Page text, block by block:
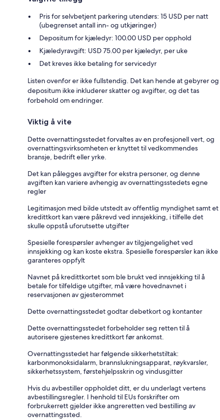
Pris for selvbetjent parkering utendørs: 15 USD per natt
(ubegrenset antall inn- og utkjøringer)
Depositum for kjæledyr: 100.00 USD per opphold
Kjæledyravgift: USD 75.00 per kjæledyr, per uke
Det kreves ikke betaling for servicedyr
Listen ovenfor er ikke fullstendig. Det kan hende at gebyrer og
depositum ikke inkluderer skatter og avgifter, og det tas
forbehold om endringer.
Viktig å vite
Dette overnattingsstedet forvaltes av en profesjonell vert, og
overnattingsvirksomheten er knyttet til vedkommendes
bransje, bedrift eller yrke.
Det kan pålegges avgifter for ekstra personer, og denne
avgiften kan variere avhengig av overnattingsstedets egne
regler
Legitimasjon med bilde utstedt av offentlig myndighet samt et
kredittkort kan være påkrevd ved innsjekking, i tilfelle det
skulle oppstå uforutsette utgifter
Spesielle forespørsler avhenger av tilgjengelighet ved
innsjekking og kan koste ekstra. Spesielle forespørsler kan ikke
garanteres oppfylt
Navnet på kredittkortet som ble brukt ved innsjekking til å
betale for tilfeldige utgifter, må være hovednavnet i
reservasjonen av gjesterommet
Dette overnattingsstedet godtar debetkort og kontanter
Dette overnattingsstedet forbeholder seg retten til å
autorisere gjestenes kredittkort før ankomst.
Overnattingsstedet har følgende sikkerhetstiltak:
karbonmonoksidalarm, brannslukningsapparat, røykvarsler,
sikkerhetssystem, førstehjelpsskrin og vindusgitter
Hvis du avbestiller oppholdet ditt, er du underlagt vertens
avbestillingsregler. I henhold til EUs forskrifter om
forbrukerrett gjelder ikke angreretten ved bestilling av
overnattingssted.